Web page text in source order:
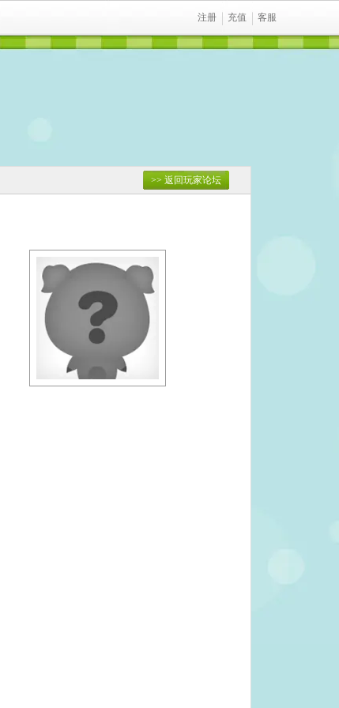
注册 充值 客服
>> 返回玩家论坛